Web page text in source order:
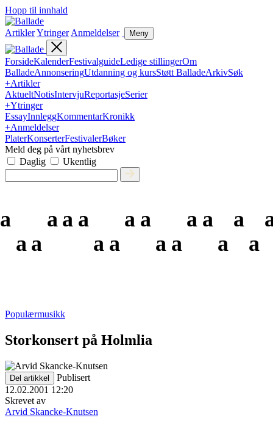
Hopp til innhald
ArtiklerYtringer Anmeldelser Meny
ForsideKalenderFestivalguideLedige stillingerOm
BalladeAnnonseringUtdanning og kursStøtt BalladeArkivSøk
+Artikler
AktueltNotisIntervjuReportasjeSerier
+Ytringer
EssayInnleggKommentarKronikk
+Anmeldelser
PlaterKonserterFestivalerBøker
Meld deg på vårt nyhetsbrev
Daglig
Ukentlig
a a
a a
a a
a a
a
a
a
a
a
Populærmusikk
Storkonsert på Holmlia
Del artikkel
Publisert
12.02.2001 12:20
Skrevet av
Arvid Skancke-Knutsen